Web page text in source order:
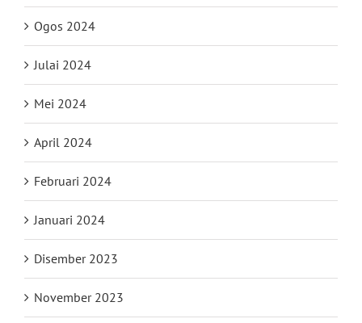
Ogos 2024
Julai 2024
Mei 2024
April 2024
Februari 2024
Januari 2024
Disember 2023
November 2023